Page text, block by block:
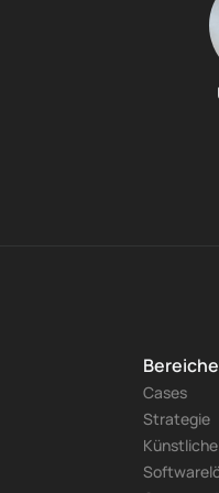
Bereiche
Cases
Strategie